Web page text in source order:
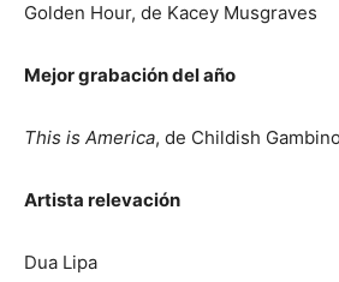
Golden Hour, de Kacey Musgraves
Mejor grabación del año
This is America, de Childish Gambino
Artista relevación
Dua Lipa